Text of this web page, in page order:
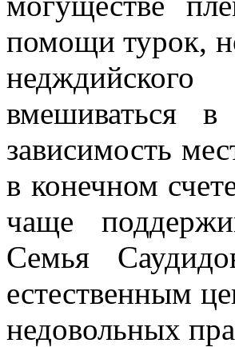
помощи турок,
вмешиваться в
зависи­мость
в конечном
чаще
Семья
естест­венным
недовольных